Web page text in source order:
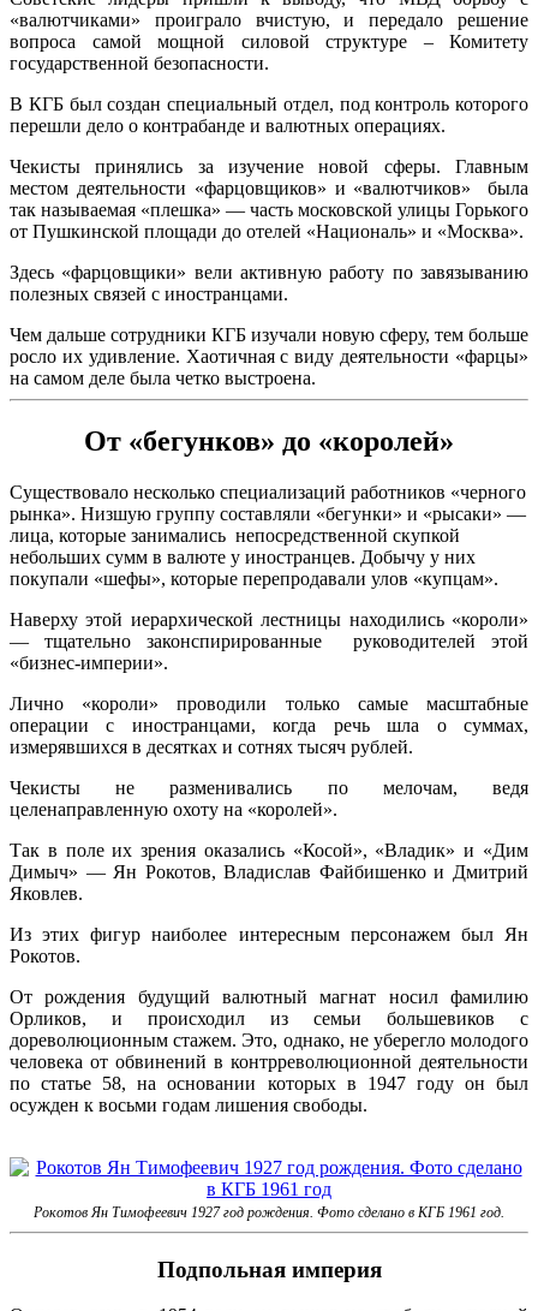
«валютчиками» проиграло вчистую, и передало решение
вопроса самой мощной силовой структуре – Комитету
государственной безопасности.
В КГБ был создан специальный отдел, под контроль которого
перешли дело о контрабанде и валютных операциях.
Чекисты принялись за изучение новой сферы. Главным
местом деятельности «фарцовщиков» и «валютчиков» была
так называемая «плешка» — часть московской улицы Горького
от Пушкинской площади до отелей «Националь» и «Москва».
Здесь «фарцовщики» вели активную работу по завязыванию
полезных связей с иностранцами.
Чем дальше сотрудники КГБ изучали новую сферу, тем больше
росло их удивление. Хаотичная с виду деятельности «фарцы»
на самом деле была четко выстроена.
От «бегунков» до «королей»
Существовало несколько специализаций работников «черного
рынка». Низшую группу составляли «бегунки» и «рысаки» —
лица, которые занимались непосредственной скупкой
небольших сумм в валюте у иностранцев. Добычу у них
покупали «шефы», которые перепродавали улов «купцам».
Наверху этой иерархической лестницы находились «короли»
— тщательно законспирированные руководителей этой
«бизнес-империи».
Лично «короли» проводили только самые масштабные
операции с иностранцами, когда речь шла о суммах,
измерявшихся в десятках и сотнях тысяч рублей.
Чекисты не разменивались по мелочам, ведя
целенаправленную охоту на «королей».
Так в поле их зрения оказались «Косой», «Владик» и «Дим
Димыч» — Ян Рокотов, Владислав Файбишенко и Дмитрий
Яковлев.
Из этих фигур наиболее интересным персонажем был Ян
Рокотов.
От рождения будущий валютный магнат носил фамилию
Орликов, и происходил из семьи большевиков с
дореволюционным стажем. Это, однако, не уберегло молодого
человека от обвинений в контрреволюционной деятельности
по статье 58, на основании которых в 1947 году он был
осужден к восьми годам лишения свободы.
Рокотов Ян Тимофеевич 1927 год рождения. Фото сделано в КГБ 1961 год.
Подпольная империя